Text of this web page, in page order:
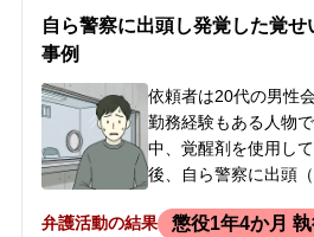
自ら警察に出頭し発覚した覚
事例
依頼者は20代の男性
勤務経験もある人物
中、覚醒剤を使用し
後、自ら警察に出頭
しました。ご両親が
弁護活動の結果 懲役1年4か月